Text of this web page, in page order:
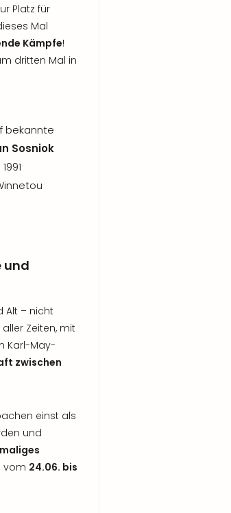
Platz für
Mal
Kämpfe!
dritten Mal in
bekannte
Sosniok
und
Alt – nicht
aller Zeiten, mit
Karl-May-
zwischen
einst als
und
vom 24.06. bis